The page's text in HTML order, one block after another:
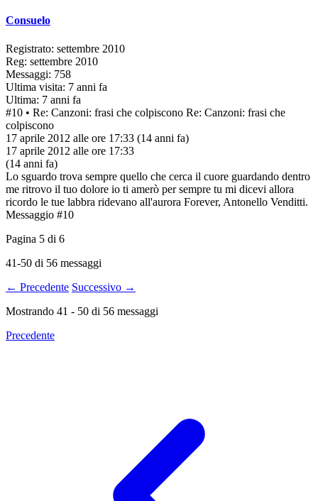
Consuelo
Registrato: settembre 2010
Reg: settembre 2010
Messaggi: 758
Ultima visita: 7 anni fa
Ultima: 7 anni fa
#10 • Re: Canzoni: frasi che colpiscono Re: Canzoni: frasi che
colpiscono
17 aprile 2012 alle ore 17:33 (14 anni fa)
17 aprile 2012 alle ore 17:33
(14 anni fa)
Lo sguardo trova sempre quello che cerca il cuore guardando dentro
me ritrovo il tuo dolore io ti amerò per sempre tu mi dicevi allora
ricordo le tue labbra ridevano all'aurora Forever, Antonello Venditti.
Messaggio #10
Pagina 5 di 6
41-50 di 56 messaggi
← Precedente Successivo →
Mostrando 41 - 50 di 56 messaggi
Precedente